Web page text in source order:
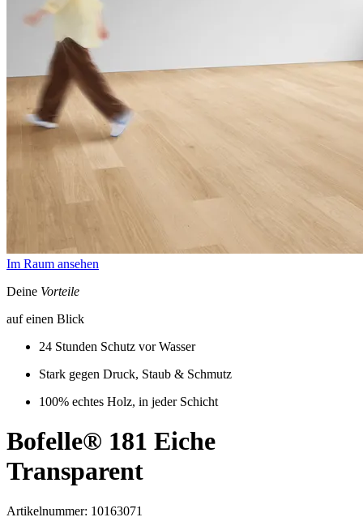
Im Raum ansehen
Deine Vorteile
auf einen Blick
24 Stunden Schutz vor Wasser
Stark gegen Druck, Staub & Schmutz
100% echtes Holz, in jeder Schicht
Bofelle® 181 Eiche
Transparent
Artikelnummer: 10163071